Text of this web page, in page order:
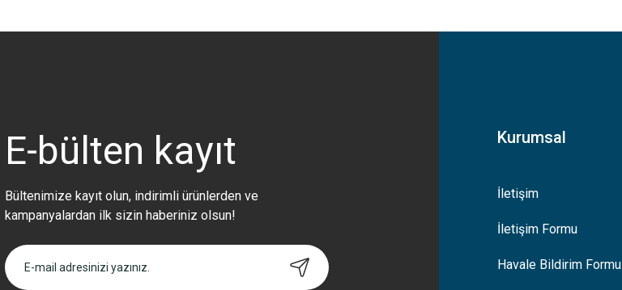
Bu ürüne ilk yorumu siz yapın!
Bu ürüne benzer farklı alternatifler olmalı.
Gönder
E-bülten kayıt
Bültenimize kayıt olun, indirimli ürünlerden ve
kampanyalardan ilk sizin haberiniz olsun!
Kurumsal
İletişim
İletişim Formu
Havale Bildirim Formu